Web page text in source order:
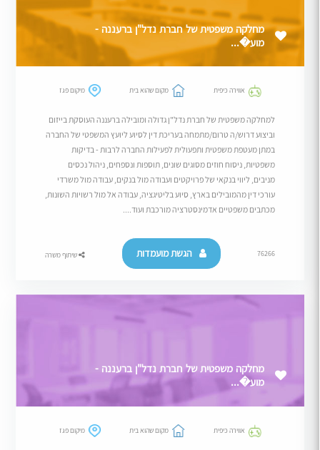
מחלקה משפטית של חברת נדל"ן ברעננה -
מוע�...
אווירה כיפית מקום שהוא בית מיקום פגז
למחלקה משפטית של חברת נדל"ן גדולה ומובילה ברעננה העוסקת בייזום
וביצוע דרוש/ה טרום/מתמחה בעריכת דין לסיוע ליועץ המשפטי של החברה
במתן מעטפת משפטית ותפעולית לפעילות החברה לרבות - בדיקות
משפטיות, ניסוח חוזים מסוגים שונים, תוספות ונספחים, ניהול נכסים
מניבים, ליווי בנקאי של פרויקטים ועבודה מול בנקים, עבודה מול משרדי
עורכי דין מהמובילים בארץ, סיוע בליטיגציה, עבודה אל מול רשויות השונות,
מכתבים משפטיים אדמינסטרציה מורכבת ועוד....
76266 הגשת מועמדות שיתוף משרה
מחלקה משפטית של חברת נדל"ן ברעננה -
מוע�...
אווירה כיפית מקום שהוא בית מיקום פגז